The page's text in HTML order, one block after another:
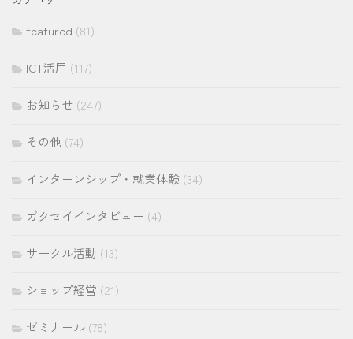
featured (81)
ICT活用 (117)
お知らせ (247)
その他 (74)
インターンシップ・就業体験 (34)
ガクセイインタビュー (4)
サークル活動 (13)
ショップ経営 (21)
ゼミナール (78)